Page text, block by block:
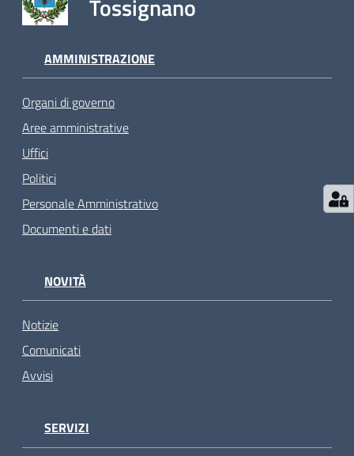
Tossignano
AMMINISTRAZIONE
Organi di governo
Aree amministrative
Uffici
Politici
Personale Amministrativo
Documenti e dati
NOVITÀ
Notizie
Comunicati
Avvisi
SERVIZI